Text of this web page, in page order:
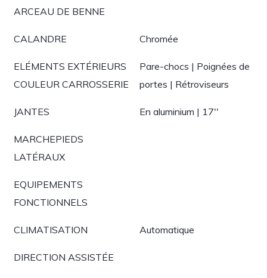
ARCEAU DE BENNE
CALANDRE Chromée
ELÉMENTS EXTÉRIEURS
COULEUR CARROSSERIE
Pare-chocs | Poignées de
portes | Rétroviseurs
JANTES En aluminium | 17''
MARCHEPIEDS
LATÉRAUX
EQUIPEMENTS
FONCTIONNELS
CLIMATISATION Automatique
DIRECTION ASSISTÉE